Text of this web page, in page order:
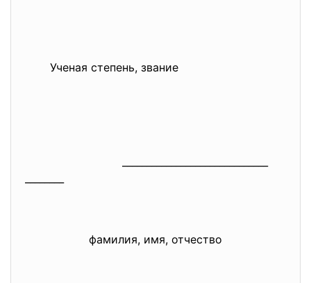
Ученая степень, звание
фамилия, имя, отчество